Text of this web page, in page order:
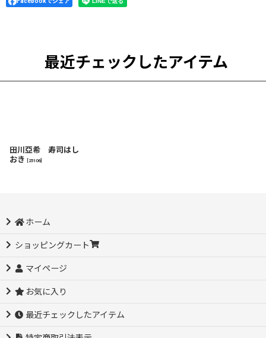
最近チェックしたアイテム
田川亞希 寿司はし
おき
25106]
ホーム
ショッピングカート
マイページ
お気に入り
最近チェックしたアイテム